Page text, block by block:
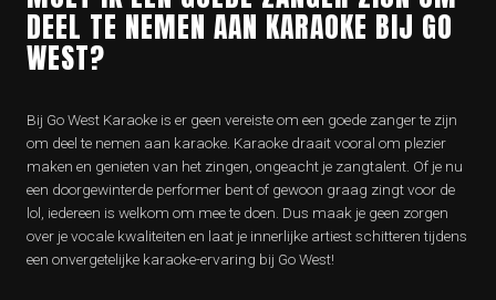
DEEL TE NEMEN AAN KARAOKE BIJ GO
WEST?
Bij Go West Karaoke is er geen vereiste om een goede zanger te zijn
om deel te nemen aan karaoke. Karaoke draait vooral om plezier
maken en genieten van het zingen, ongeacht je zangtalent. Of je nu
een doorgewinterde performer bent of gewoon graag zingt voor de
lol, iedereen is welkom om mee te doen. Dus maak je geen zorgen
over je vocale kwaliteiten en laat je innerlijke artiest schitteren tijdens
een onvergetelijke karaoke-ervaring bij Go West!